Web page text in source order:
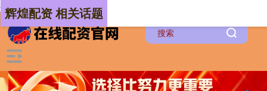
-->辉煌配资 相关话题